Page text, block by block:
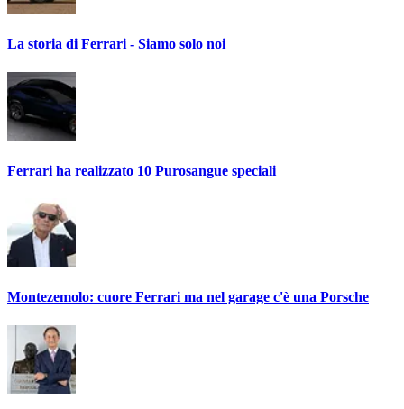
La storia di Ferrari - Siamo solo noi
Ferrari ha realizzato 10 Purosangue speciali
Montezemolo: cuore Ferrari ma nel garage c'è una Porsche